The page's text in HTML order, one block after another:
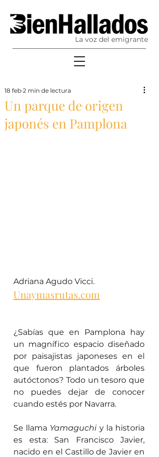
La voz del emigrante
Un parque de origen
japonés en Pamplona
18 feb 2 min de lectura
Adriana Agudo Vicci.
Unaymasrutas.com
¿Sabías que en Pamplona hay
un magnífico espacio diseñado
por paisajistas japoneses en el
que fueron plantados árboles
autóctonos? Todo un tesoro que
no puedes dejar de conocer
cuando estés por Navarra.
Se llama Yamaguchi y la historia
es esta: San Francisco Javier,
nacido en el Castillo de Javier en